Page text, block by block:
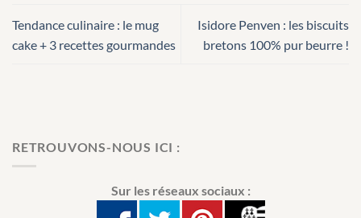
Tendance culinaire : le mug
cake + 3 recettes gourmandes
Isidore Penven : les biscuits
bretons 100% pur beurre !
RETROUVONS-NOUS ICI :
Sur les réseaux sociaux :